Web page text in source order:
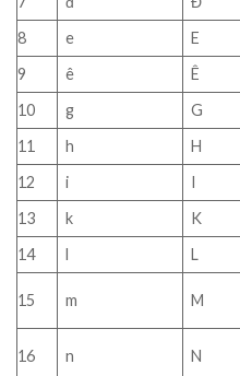
8
e E
9
ê Ê
10
g G
11
h H
12
i I
13
k K
14
l L
15 m M
16 n N